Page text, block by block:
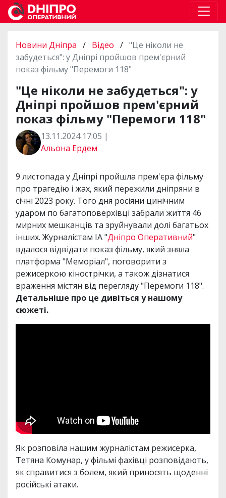
Новини Дніпра / Відео / "Це ніколи не
забудеться": у Дніпрі пройшов прем'єрний
показ фільму "Перемоги 118"
"Це ніколи не забудеться": у
Дніпрі пройшов прем'єрний
показ фільму "Перемоги 118"
13.11.2024 17:05 |
Альона Ердем
9 листопада у Дніпрі пройшла прем'єра фільму
про трагедію і жах, який пережили дніпряни в
січні 2023 року. Того дня росіяни цинічним
ударом по багатоповерхівці забрали життя 46
мирних мешканців та зруйнували долі багатьох
інших. Журналістам ІА "Дніпро Оперативний"
вдалося відвідати показ фільму, який зняла
платформа "Меморіал", поговорити з
режисеркою кінострічки, а також дізнатися
враження містян від перегляду "Перемоги 118".
Детальніше про це дивіться у нашому
сюжеті.
Як розповіла нашим журналістам режисерка,
Тетяна Комунар, у фільмі фахівці розповідають,
як справитися з болем, який приносять щоденні
російські атаки.